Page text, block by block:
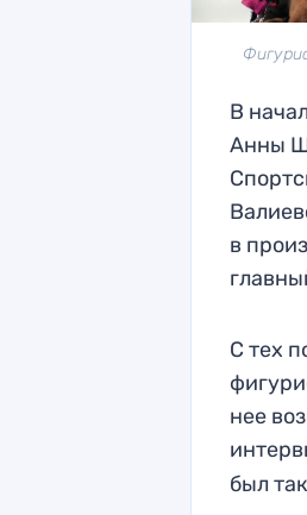
В
Анны
в
С тех
нее
был